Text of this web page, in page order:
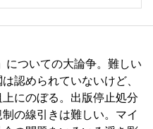
についての大論争。難しい
認められていないけど、
にのぼる。出版停止処分
の線引きは難しい。マイ